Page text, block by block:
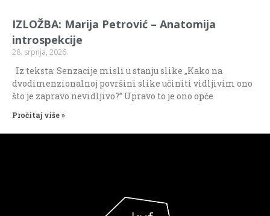
IZLOŽBA: Marija Petrović – Anatomija
introspekcije
28. srpnja, 2026.
Iz teksta: Senzacije misli u stanju slike „Kako na
dvodimenzionalnoj površini slike učiniti vidljivim ono
što je zapravo nevidljivo?” Upravo to je ono opće
Pročitaj više »